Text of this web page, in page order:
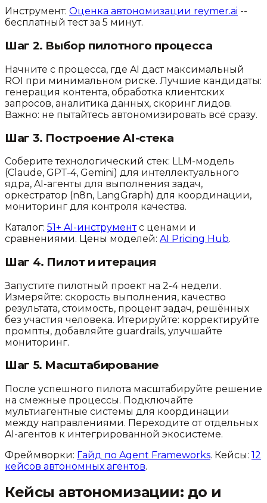
Инструмент: Оценка автономизации reymer.ai --
бесплатный тест за 5 минут.
Шаг 2. Выбор пилотного процесса
Начните с процесса, где AI даст максимальный
ROI при минимальном риске. Лучшие кандидаты:
генерация контента, обработка клиентских
запросов, аналитика данных, скоринг лидов.
Важно: не пытайтесь автономизировать всё сразу.
Шаг 3. Построение AI-стека
Соберите технологический стек: LLM-модель
(Claude, GPT-4, Gemini) для интеллектуального
ядра, AI-агенты для выполнения задач,
оркестратор (n8n, LangGraph) для координации,
мониторинг для контроля качества.
Каталог: 51+ AI-инструментс ценами и
сравнениями. Цены моделей: AI Pricing Hub.
Шаг 4. Пилот и итерация
Запустите пилотный проект на 2-4 недели.
Измеряйте: скорость выполнения, качество
результата, стоимость, процент задач, решённых
без участия человека. Итерируйте: корректируйте
промпты, добавляйте guardrails, улучшайте
мониторинг.
Шаг 5. Масштабирование
После успешного пилота масштабируйте решение
на смежные процессы. Подключайте
мультиагентные системы для координации
между направлениями. Переходите от отдельных
AI-агентов к интегрированной экосистеме.
Фреймворки: Гайд по Agent Frameworks. Кейсы: 12
кейсов автономных агентов.
Кейсы автономизации: до и